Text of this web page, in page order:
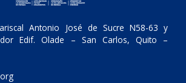
Antonio José de Sucre N58-63 y
Edif. Olade – San Carlos, Quito –